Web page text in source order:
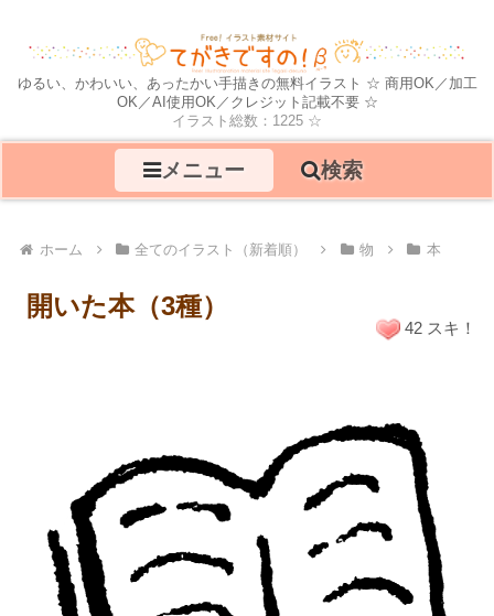
ゆるい、かわいい、あったかい手描きの無料イラスト ☆ 商用OK／加工
OK／AI使用OK／クレジット記載不要 ☆
イラスト総数：1225 ☆
メニュー 検索
ホーム 全てのイラスト（新着順） 物 本
開いた本（3種）
42 スキ！